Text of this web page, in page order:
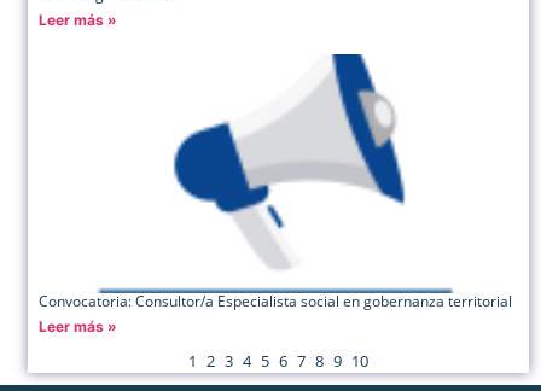
Leer más »
Convocatoria: Consultor/a Especialista social en gobernanza territorial
Leer más »
1 2 3 4 5 6 7 8 9 10